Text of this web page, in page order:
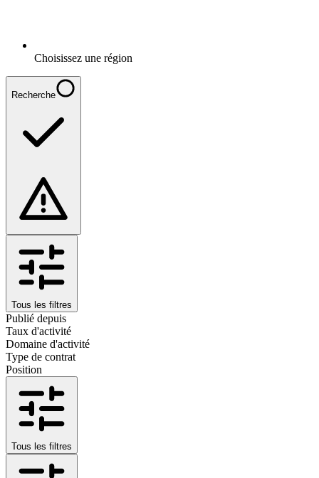
Choisissez une région
Recherche
Tous les filtres
Publié depuis
Taux d'activité
Domaine d'activité
Type de contrat
Position
Tous les filtres